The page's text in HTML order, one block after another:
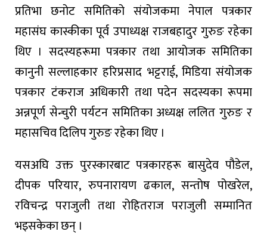
प्रतिभा छनोट समितिको संयोजकमा नेपाल पत्रकार
महासंघ कास्कीका पूर्व उपाध्यक्ष राजबहादुर गुरुङ रहेका
थिए । सदस्यहरूमा पत्रकार तथा आयोजक समितिका
कानुनी सल्लाहकार हरिप्रसाद भट्टराई, मिडिया संयोजक
पत्रकार टंकराज अधिकारी तथा पदेन सदस्यका रूपमा
अन्नपूर्ण सेन्चुरी पर्यटन समितिका अध्यक्ष ललित गुरुङ र
महासचिव दिलिप गुरुङ रहेका थिए ।
यसअघि उक्त पुरस्कारबाट पत्रकारहरू बासुदेव पौडेल,
दीपक परियार, रुपनारायण ढकाल, सन्तोष पोखरेल,
रविचन्द्र पराजुली तथा रोहितराज पराजुली सम्मानित
भइसकेका छन् ।